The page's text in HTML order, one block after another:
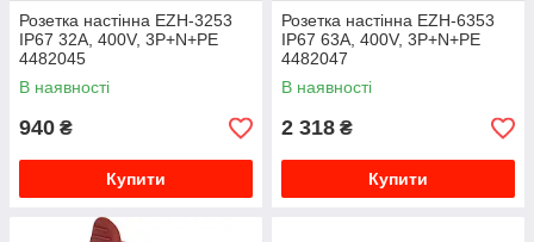
Розетка настінна EZH-3253
IP67 32A, 400V, 3P+N+PE
4482045
В наявності
940 ₴
Купити
Розетка настінна EZH-6353
IP67 63A, 400V, 3P+N+PE
4482047
В наявності
2 318 ₴
Купити